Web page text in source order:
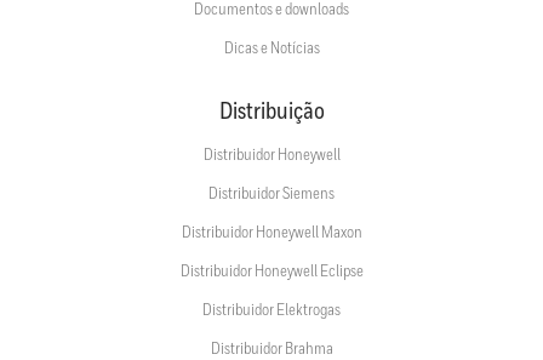
Documentos e downloads
Dicas e Notícias
Distribuição
Distribuidor Honeywell
Distribuidor Siemens
Distribuidor Honeywell Maxon
Distribuidor Honeywell Eclipse
Distribuidor Elektrogas
Distribuidor Brahma